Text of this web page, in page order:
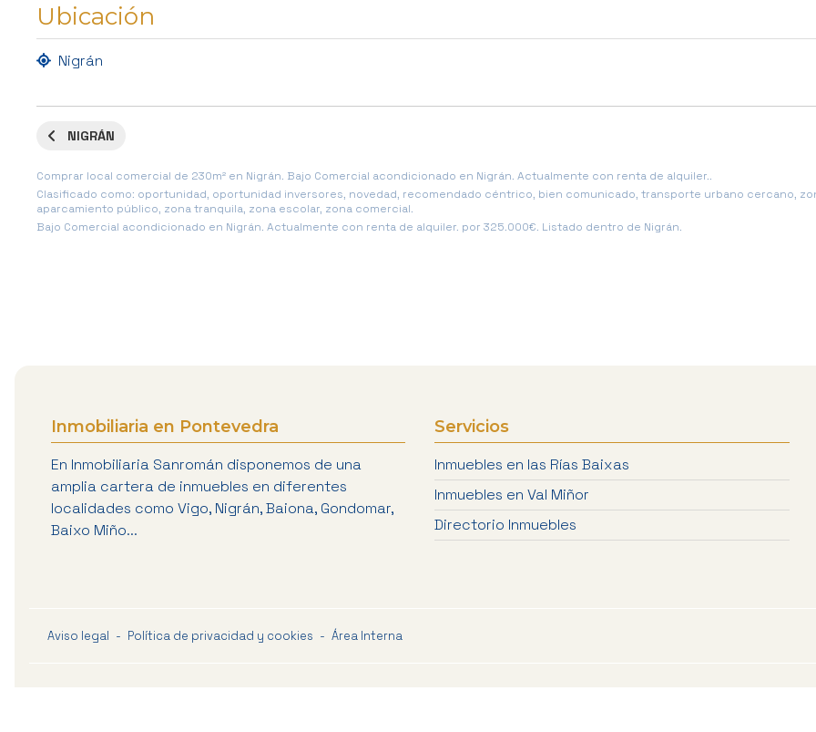
Ubicación
Nigrán
NIGRÁN
Comprar local comercial de 230m² en Nigrán. Bajo Comercial acondicionado en Nigrán. Actualmente con renta de alquiler..
Clasificado como: oportunidad, oportunidad inversores, novedad, recomendado céntrico, bien comunicado, transporte urbano cercano,
aparcamiento público, zona tranquila, zona escolar, zona comercial.
Bajo Comercial acondicionado en Nigrán. Actualmente con renta de alquiler. por 325.000€. Listado dentro de Nigrán.
Inmobiliaria en Pontevedra
En Inmobiliaria Sanromán disponemos de una
amplia cartera de inmuebles en diferentes
localidades como Vigo, Nigrán, Baiona, Gondomar,
Baixo Miño...
Servicios
Inmuebles en las Rías Baixas
Inmuebles en Val Miñor
Directorio Inmuebles
Aviso legal - Política de privacidad y cookies - Área Interna